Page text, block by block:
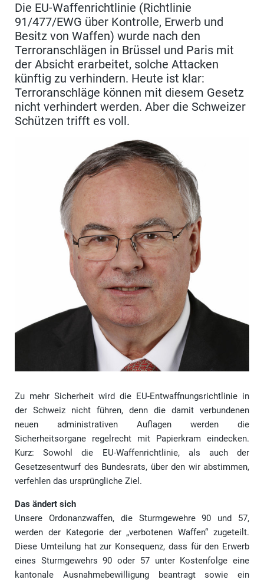
Die EU-Waffenrichtlinie (Richtlinie
91/477/EWG über Kontrolle, Erwerb und
Besitz von Waffen) wurde nach den
Terroranschlägen in Brüssel und Paris mit
der Absicht erarbeitet, solche Attacken
künftig zu verhindern. Heute ist klar:
Terroranschläge können mit diesem Gesetz
nicht verhindert werden. Aber die Schweizer
Schützen trifft es voll.
Zu mehr Sicherheit wird die EU-Entwaffnungsrichtlinie in
der Schweiz nicht führen, denn die damit verbundenen
neuen administrativen Auflagen werden die
Sicherheitsorgane regelrecht mit Papierkram eindecken.
Kurz: Sowohl die EU-Waffenrichtlinie, als auch der
Gesetzesentwurf des Bundesrats, über den wir abstimmen,
verfehlen das ursprüngliche Ziel.
Das ändert sich
Unsere Ordonanzwaffen, die Sturmgewehre 90 und 57,
werden der Kategorie der „verbotenen Waffen“ zugeteilt.
Diese Umteilung hat zur Konsequenz, dass für den Erwerb
eines Sturmgewehrs 90 oder 57 unter Kostenfolge eine
kantonale Ausnahmebewilligung beantragt sowie ein